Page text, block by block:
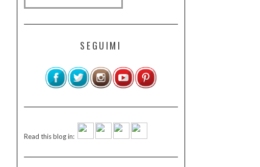
SEGUIMI
Read this blog in: